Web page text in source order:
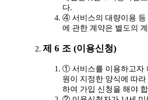
다.
④ 서비스의 대량이용 등
에 관한 계약은 별도의
제 6 조 (이용신청)
① 서비스를 이용하고자
원이 지정한 양식에 따
하여 가입 신청을 해야